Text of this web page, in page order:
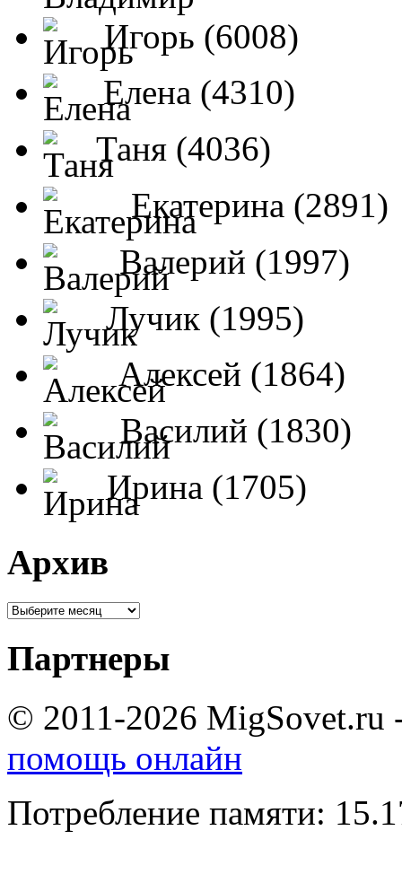
Игорь (6008)
Елена (4310)
Таня (4036)
Екатерина (2891)
Валерий (1997)
Лучик (1995)
Алексей (1864)
Василий (1830)
Ирина (1705)
Архив
Партнеры
© 2011-2026 MigSovet.ru
помощь онлайн
Потребление памяти: